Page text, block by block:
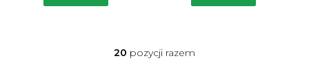
K
20 pozycji razem